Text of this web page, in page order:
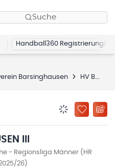
Suche
Handball360 Registrierung
Barsinghausen HV Barsinghausen III
ZU
III
- Regionsliga Männer (HR
26)